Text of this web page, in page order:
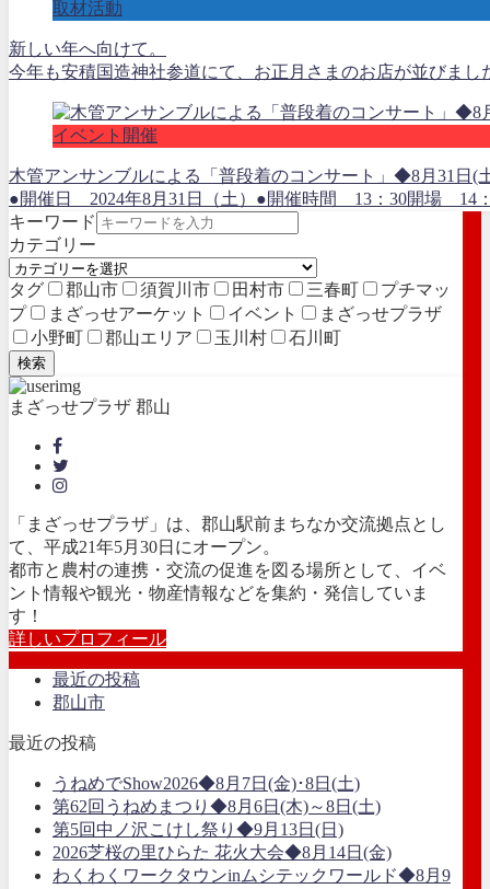
取材活動
新しい年へ向けて。
今年も安積国造神社参道にて、お正月さまのお店が並びま
イベント開催
木管アンサンブルによる「普段着のコンサート」◆8月31日(
●開催日 2024年8月31日（土）●開催時間 13：30開場 14
キーワード
カテゴリー
タグ 郡山市 須賀川市 田村市 三春町
プチマッ
プ
まざっせアーケット イベント
まざっせプラザ
小野町
郡山エリア 玉川村 石川町
検索
まざっせプラザ 郡山
「まざっせプラザ」は、郡山駅前まちなか交流拠点とし
て、平成21年5月30日にオープン。
都市と農村の連携・交流の促進を図る場所として、イベ
ント情報や観光・物産情報などを集約・発信していま
す！
詳しいプロフィール
最近の投稿
郡山市
最近の投稿
うねめでShow2026◆8月7日(金)･8日(土)
第62回うねめまつり◆8月6日(木)～8日(土)
第5回中ノ沢こけし祭り◆9月13日(日)
2026芝桜の里ひらた 花火大会◆8月14日(金)
わくわくワークタウンinムシテックワールド◆8月9